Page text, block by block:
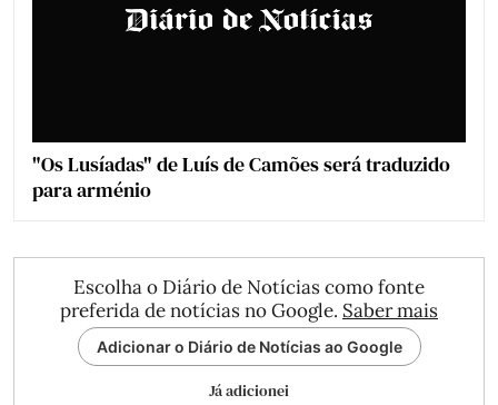
"Os Lusíadas" de Luís de Camões será traduzido
para arménio
Escolha o Diário de Notícias como fonte
preferida de notícias no Google. Saber mais
Adicionar o Diário de Notícias ao Google
Já adicionei